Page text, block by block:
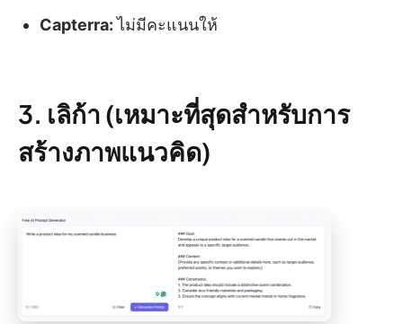
Capterra:ไม่มีคะแนนให้
3. เลิก้า (เหมาะที่สุดสำหรับการ
สร้างภาพแนวคิด)